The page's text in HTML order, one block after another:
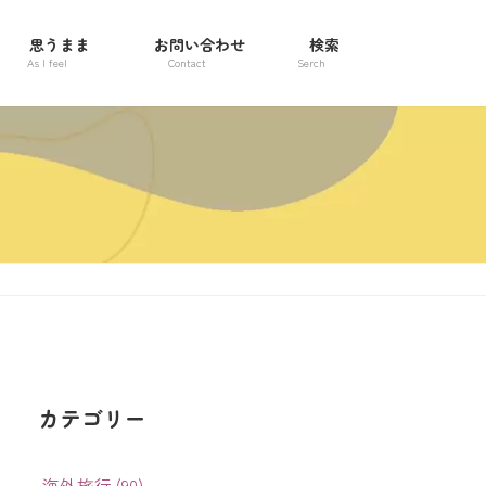
思うまま
As I feel
お問い合わせ
Contact
検索
Serch
カテゴリー